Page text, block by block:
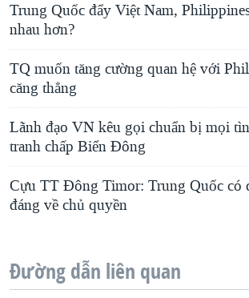
Trung Quốc đẩy Việt Nam,
nhau hơn?
TQ muốn tăng cường quan hệ với
căng thẳng
Lãnh đạo VN kêu gọi chuẩn bị mọi
tranh chấp Biển Đông
Cựu TT Đông Timor: Trung Quốc có
đáng về chủ quyền
Đường dẫn liên quan